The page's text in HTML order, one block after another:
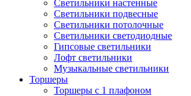
Светильники настенные
Светильники подвесные
Светильники потолочные
Светильники светодиодные
Гипсовые светильники
Лофт светильники
Музыкальные светильники
Торшеры
Торшеры с 1 плафоном